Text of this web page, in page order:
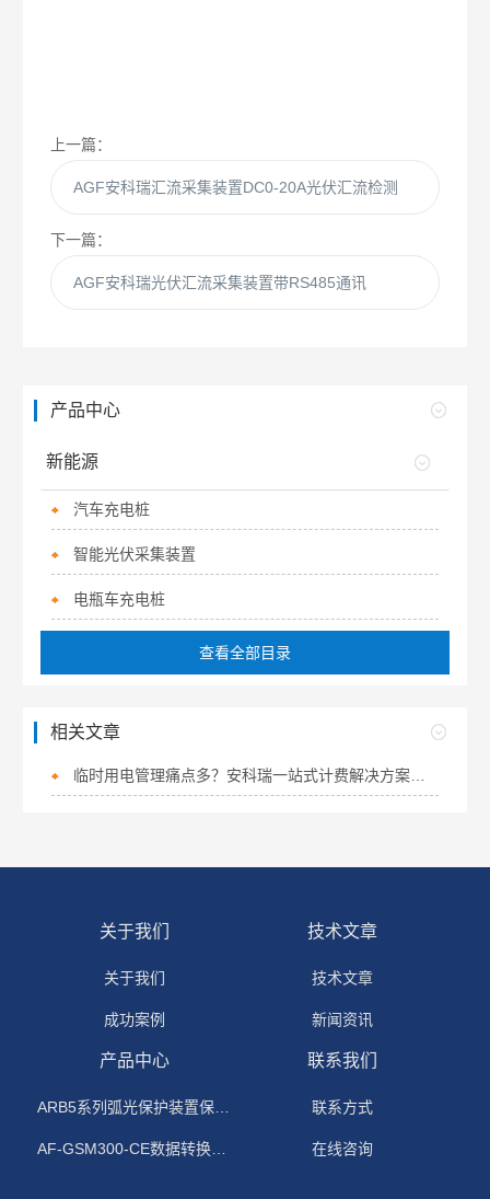
上一篇：
AGF安科瑞汇流采集装置DC0-20A光伏汇流检测
下一篇：
AGF安科瑞光伏汇流采集装置带RS485通讯
产品中心
新能源
汽车充电桩
智能光伏采集装置
电瓶车充电桩
查看全部目录
相关文章
关于我们
关于我们
成功案例
技术文章
技术文章
新闻资讯
产品中心
ARB5系列弧光保护装置保护功能原理
AF-GSM300-CE数据转换模块
联系我们
联系方式
在线咨询